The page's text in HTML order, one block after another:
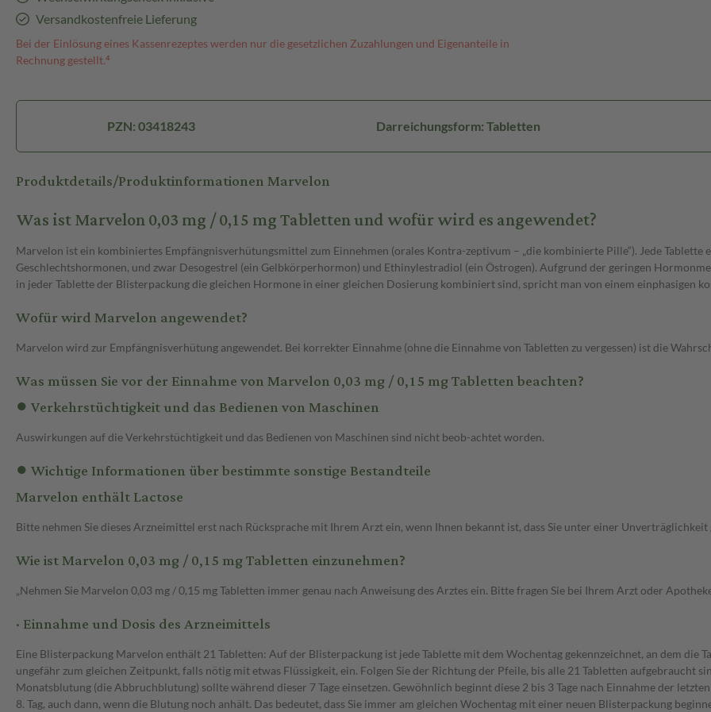
Versandkostenfreie Lieferung
Bei der Einlösung eines Kassenrezeptes werden nur die gesetzlichen Zuzahlungen und Eigenanteile in
Rechnung gestellt.⁴
PZN: 03418243 Darreichungsform: Tabletten
Produktdetails/Produktinformationen Marvelon
Was ist Marvelon 0,03 mg / 0,15 mg Tabletten und wofür wird es angewendet?
Marvelon ist ein kombiniertes Empfängnisverhütungsmittel zum Einnehmen (orales Kontra-zeptivum – „die kombinierte Pille“). Jede
Geschlechtshormonen, und zwar Desogestrel (ein Gelbkörperhormon) und Ethinylestradiol (ein Östrogen). Aufgrund der geringen
in jeder Tablette der Blisterpackung die gleichen Hormone in einer gleichen Dosierung kombiniert sind, spricht man von einem einphasigen
Wofür wird Marvelon angewendet?
Marvelon wird zur Empfängnisverhütung angewendet. Bei korrekter Einnahme (ohne die Einnahme von Tabletten zu vergessen) ist die
Was müssen Sie vor der Einnahme von Marvelon 0,03 mg / 0,15 mg Tabletten beachten?
● Verkehrstüchtigkeit und das Bedienen von Maschinen
Auswirkungen auf die Verkehrstüchtigkeit und das Bedienen von Maschinen sind nicht beob-achtet worden.
● Wichtige Informationen über bestimmte sonstige Bestandteile
Marvelon enthält Lactose
Bitte nehmen Sie dieses Arzneimittel erst nach Rücksprache mit Ihrem Arzt ein, wenn Ihnen bekannt ist, dass Sie unter einer
Wie ist Marvelon 0,03 mg / 0,15 mg Tabletten einzunehmen?
„Nehmen Sie Marvelon 0,03 mg / 0,15 mg Tabletten immer genau nach Anweisung des Arztes ein. Bitte fragen Sie bei Ihrem Arzt oder
· Einnahme und Dosis des Arzneimittels
Eine Blisterpackung Marvelon enthält 21 Tabletten: Auf der Blisterpackung ist jede Tablette mit dem Wochentag gekennzeichnet, an dem die
ungefähr zum gleichen Zeitpunkt, falls nötig mit etwas Flüssigkeit, ein. Folgen Sie der Richtung der Pfeile, bis alle 21 Tabletten aufgebraucht
Monatsblutung (die Abbruchblutung) sollte während dieser 7 Tage einsetzen. Gewöhnlich beginnt diese 2 bis 3 Tage nach Einnahme der
8. Tag, auch dann, wenn die Blutung noch anhält. Das bedeutet, dass Sie immer am gleichen Wochentag mit einer neuen Blisterpackung